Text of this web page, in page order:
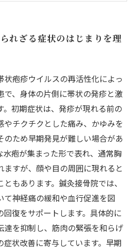
えた先にある健康な未来への
るセルフケアのポイントと日
と
状疱疹の痛みを和らげるため
こと
れざる症状のはじまりを理
状疱疹ウイルスの再活性化によっ
で、身体の片側に帯状の発疹と激
。初期症状は、発疹が現れる前の
やチクチクとした痛み、かゆみを
のため早期発見が難しい場合があ
水疱が集まった形で表れ、通常胸
ますが、顔や目の周囲に現れると
もあります。鍼灸接骨院では、
て神経痛の緩和や血行促進を図
回復をサポートします。具体的に
達を抑制し、筋肉の緊張を和らげ
症状改善に寄与しています。早期